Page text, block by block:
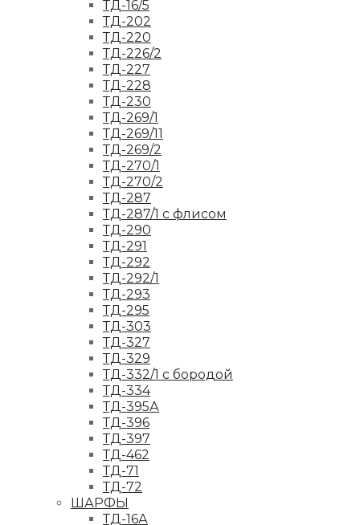
ТД-16/5
ТД-202
ТД-220
ТД-226/2
ТД-227
ТД-228
ТД-230
ТД-269/1
ТД-269/11
ТД-269/2
ТД-270/1
ТД-270/2
ТД-287
ТД-287/1 с флисом
ТД-290
ТД-291
ТД-292
ТД-292/1
ТД-293
ТД-295
ТД-303
ТД-327
ТД-329
ТД-332/1 с бородой
ТД-334
ТД-395А
ТД-396
ТД-397
ТД-462
ТД-71
ТД-72
ШАРФЫ
ТД-16А